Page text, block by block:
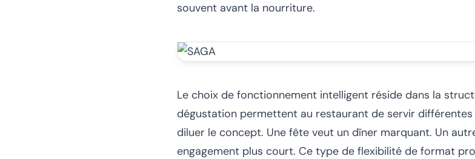
souvent avant la nourriture.
Le choix de fonctionnement intelligent réside dans la
dégustation permettent au restaurant de servir
diluer le concept. Une fête veut un dîner marquant. Un
engagement plus court. Ce type de flexibilité de format